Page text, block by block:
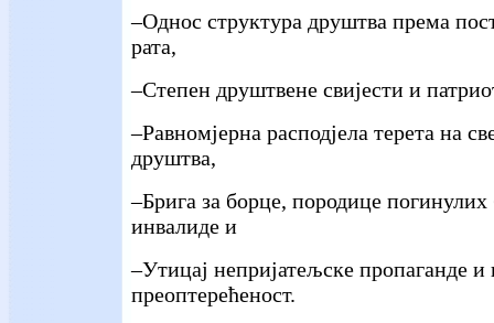
–Однос структура друштва према
рата,
–Степен друштвене свијести и
–Равномјерна расподјела терета на
друштва,
–Брига за борце, породице погинулих
инвалиде и
–Утицај непријатељске пропаганде и
преоптерећеност.